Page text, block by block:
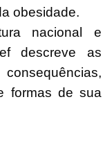
obesidade.
nacional e
descreve as
formas de sua